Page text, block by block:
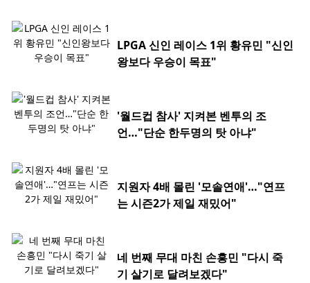
LPGA 신인 레이스 1위 황유민 "신인
왕보다 우승이 목표"
'월드컵 참사' 지켜본 벤투의 조
언…"단순 한두명의 탓 아냐"
지원자 4배 몰린 '모솔연애'…"연프
는 시즌2가 제일 재밌어"
네 번째 무대 마친 손흥민 "다시 죽
기 살기로 달려보겠다"